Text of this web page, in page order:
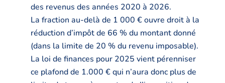
des revenus des années 2020 à 2026.
La fraction au-delà de 1 000 € ouvre droit à la
réduction d’impôt de 66 % du montant donné
(dans la limite de 20 % du revenu imposable).
La loi de finances pour 2025 vient pérenniser
ce plafond de 1.000 € qui n’aura donc plus de